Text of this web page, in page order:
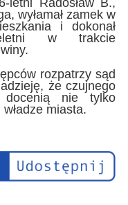
wyłamał zamek w
i dokonał
w trakcie
rozpatrzy sąd
że czujnego
nie tylko
miasta.